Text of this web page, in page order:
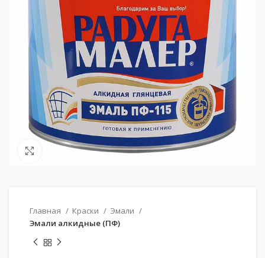
Нажмите, чтобы увеличить
Главная Краски
Эмали
Эмали алкидные (ПФ)